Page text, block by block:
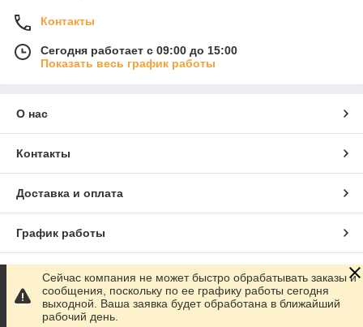
Контакты
Сегодня работает с 09:00 до 15:00
Показать весь график работы
О нас
Контакты
Доставка и оплата
График работы
Полная версия сайта
Сайт создан на маркетплейсе Satu.kz
Сейчас компания не может быстро обрабатывать заказы и
сообщения, поскольку по ее графику работы сегодня
выходной. Ваша заявка будет обработана в ближайший
рабочий день.